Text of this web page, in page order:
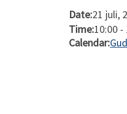
Date:21 juli,
Time:10:00 -
Calendar: